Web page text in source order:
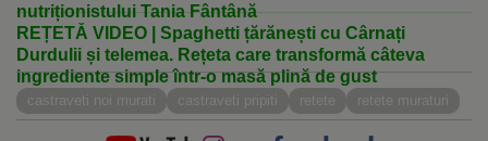
nutriționistului Tania Fântână
REȚETĂ VIDEO | Spaghetti țărănești cu Cârnați
Durdulii și telemea. Rețeta care transformă câteva
ingrediente simple într-o masă plină de gust
castraveti noi murati castraveti pripiti retete retete muraturi